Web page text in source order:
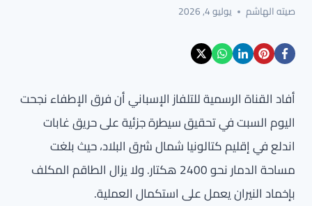
صيته الهاشم يوليو 4, 2026
أفاد القناة الرسمية للتلفاز الإسباني أن فرق الإطفاء نجحت
اليوم السبت في تحقيق سيطرة جزئية على حريق غابات
اندلع في إقليم كتالونيا شمال شرق البلاد، حيث بلغت
مساحة الدمار نحو 2400 هكتار. ولا يزال الطاقم المكلف
بإخماد النيران يعمل على استكمال العملية.